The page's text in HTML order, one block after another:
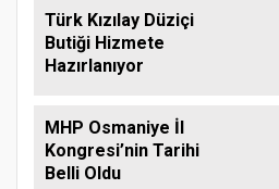
Türk Kızılay Düziçi
Butiği Hizmete
Hazırlanıyor
MHP Osmaniye İl
Kongresi’nin Tarihi
Belli Oldu